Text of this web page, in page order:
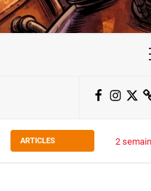
Facebook
ARTICLES 2